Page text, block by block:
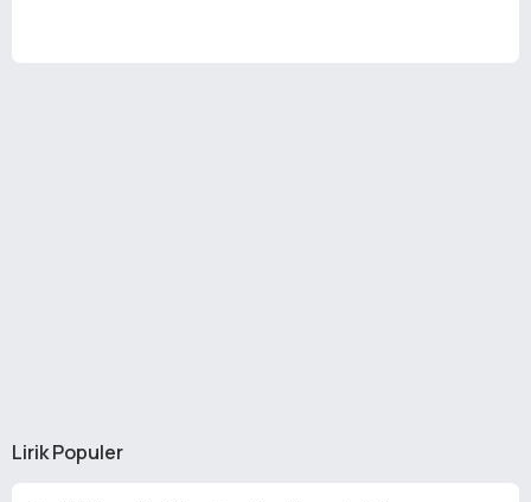
Lirik Populer